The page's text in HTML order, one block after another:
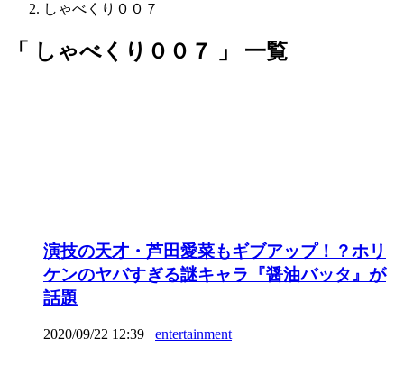
しゃべくり００７
「 しゃべくり００７ 」 一覧
演技の天才・芦田愛菜もギブアップ！？ホリ
ケンのヤバすぎる謎キャラ『醤油バッタ』が
話題
2020/09/22 12:39 entertainment